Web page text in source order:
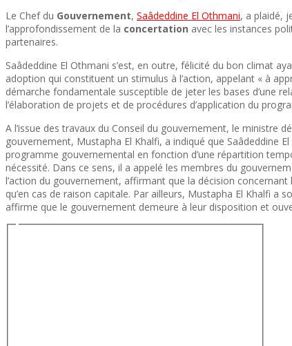
Le Chef du Gouvernement, Saâdeddine El Othmani, a plaidé,
l’approfondissement de la concertation avec les instances
partenaires.
Saâdeddine El Othmani s’est, en outre, félicité du bon climat
adoption qui constituent un stimulus à l’action, appelant « à
démarche fondamentale susceptible de jeter les bases d’une
l’élaboration de projets et de procédures d’application du
A l’issue des travaux du Conseil du gouvernement, le ministre
gouvernement, Mustapha El Khalfi, a indiqué que Saâdeddine
programme gouvernemental en fonction d’une répartition
nécessité. Dans ce sens, il a appelé les membres du
l’action du gouvernement, affirmant que la décision
qu’en cas de raison capitale. Par ailleurs, Mustapha El Khalfi a
affirme que le gouvernement demeure à leur disposition et